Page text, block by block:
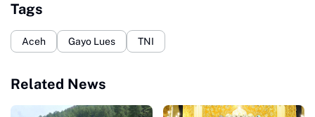
Tags
Aceh Gayo Lues TNI
Related News